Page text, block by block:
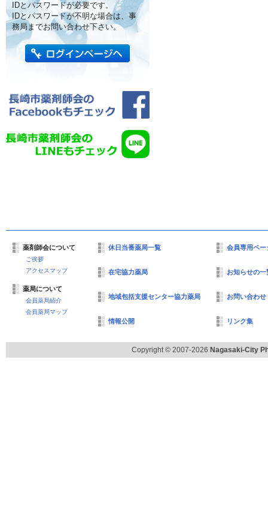
IDとパスワードが必要です。
IDとパスワードが不明な場合は、事
務局までお問い合わせ下さい。
薬剤師会について
ご挨拶
アクセスマップ
薬局について
会員薬局紹介
会員薬局マップ
休日当番薬局一覧
在宅協力薬局
地域包括支援センター協力薬局
情報公開
会員専用ペー
お知らせの一
お問い合わせ
リンク集
Copyright © 2007-2026 Nagasaki-City